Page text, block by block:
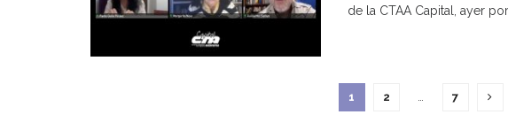
de la CTAA Capital, ayer
1 2 … 7